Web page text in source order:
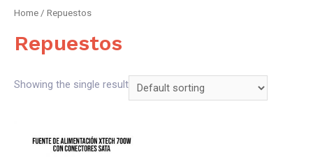
Home / Repuestos
Repuestos
Showing the single result